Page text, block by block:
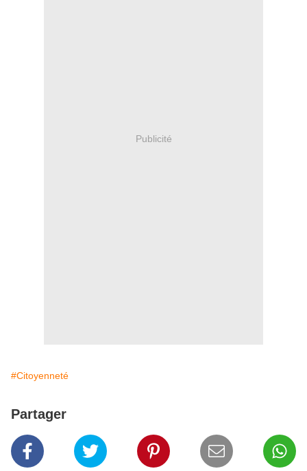
Publicité
#Citoyenneté
Partager